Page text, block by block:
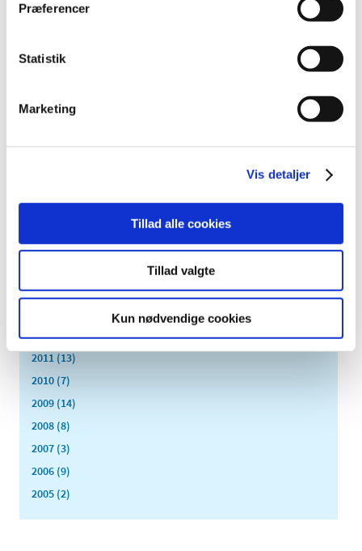
Præferencer
Statistik
Marketing
Vis detaljer
Tillad alle cookies
Tillad valgte
Kun nødvendige cookies
januar (16)
2024 (224)
2022 (197)
2018 (150)
2016 (167)
2014 (44)
2012 (44)
2011 (13)
2010 (7)
2009 (14)
2008 (8)
2007 (3)
2006 (9)
2005 (2)